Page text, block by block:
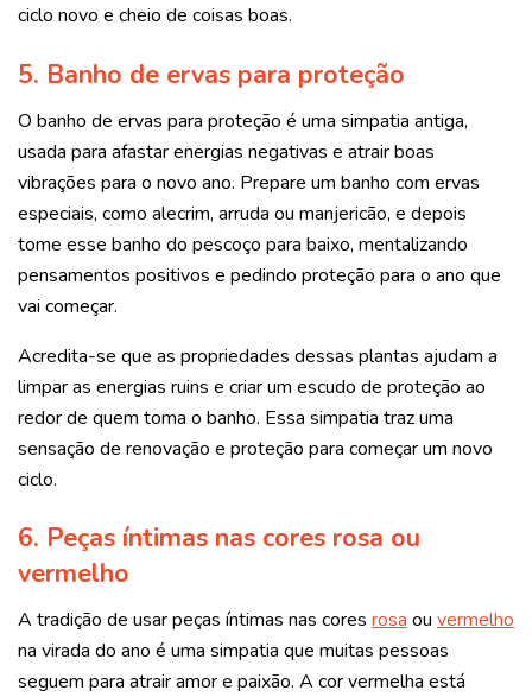
ciclo novo e cheio de coisas boas.
5. Banho de ervas para proteção
O banho de ervas para proteção é uma simpatia antiga,
usada para afastar energias negativas e atrair boas
vibrações para o novo ano. Prepare um banho com ervas
especiais, como alecrim, arruda ou manjericão, e depois
tome esse banho do pescoço para baixo, mentalizando
pensamentos positivos e pedindo proteção para o ano que
vai começar.
Acredita-se que as propriedades dessas plantas ajudam a
limpar as energias ruins e criar um escudo de proteção ao
redor de quem toma o banho. Essa simpatia traz uma
sensação de renovação e proteção para começar um novo
ciclo.
6. Peças íntimas nas cores rosa ou
vermelho
A tradição de usar peças íntimas nas cores rosa ou vermelho
na virada do ano é uma simpatia que muitas pessoas
seguem para atrair amor e paixão. A cor vermelha está